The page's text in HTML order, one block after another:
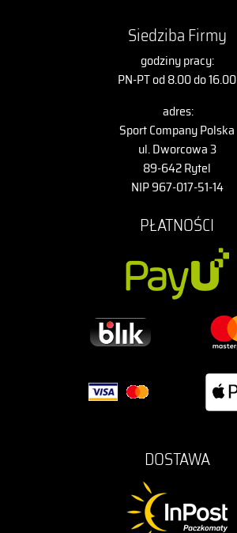
Siedziba Firmy
godziny pracy:
PN-PT od 8.00 do 16.00
adres:
Sport Company Polska
ul. Dworcowa 3
89-642 Rytel
NIP 967-017-51-14
PŁATNOŚCI
DOSTAWA